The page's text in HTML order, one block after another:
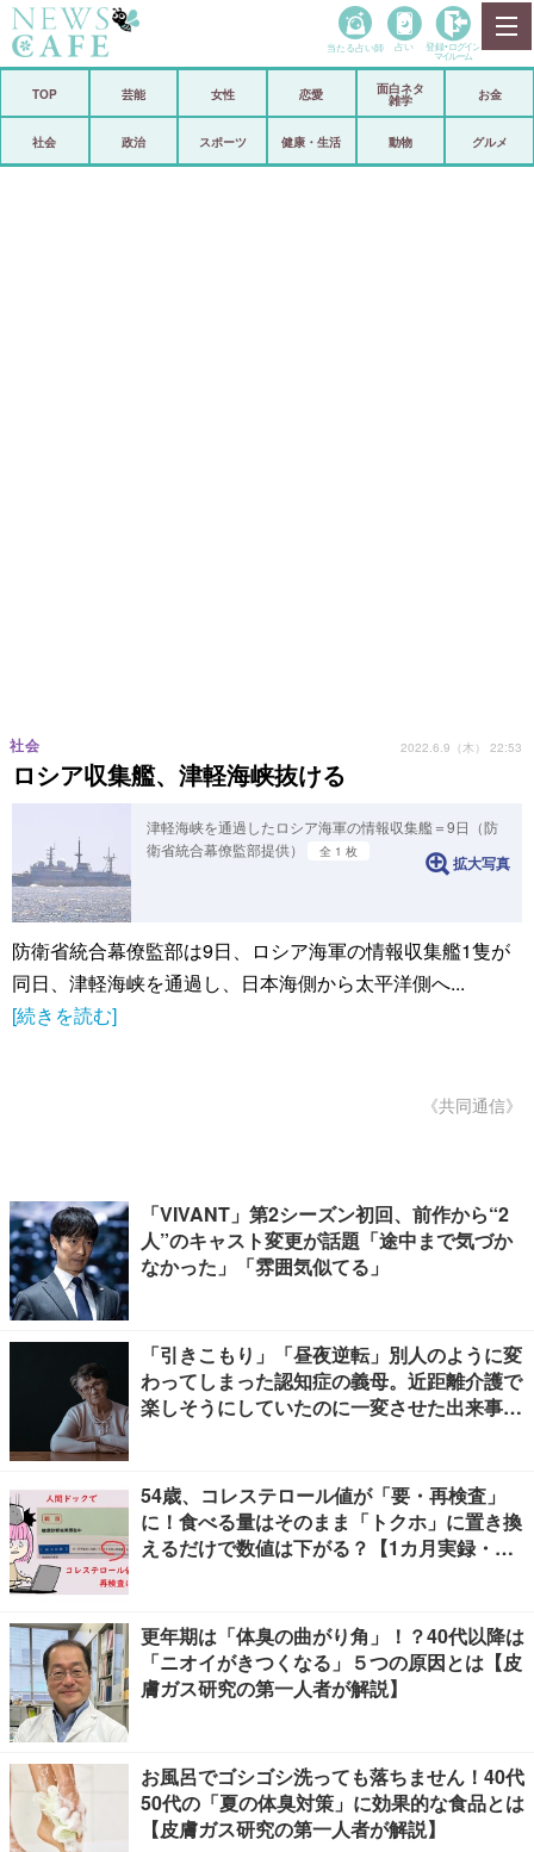
政治
当たる占い師 占い 登録• ログイン
マイルーム
TOP 芸能 女性 恋愛
面白ネタ
雑学
お金
社会 政治 スポーツ 健康・生活 動物 グルメ
ロシア収集艦、津軽海峡抜ける
社会 2022.6.9（木） 22:53
津軽海峡を通過したロシア海軍の情報収集艦＝9日（防
衛省統合幕僚監部提供）
全 1 枚
拡大写真
防衛省統合幕僚監部は9日、ロシア海軍の情報収集艦1隻が
同日、津軽海峡を通過し、日本海側から太平洋側へ...
[続きを読む]
《共同通信》
「VIVANT」第2シーズン初回、前作から“2
人”のキャスト変更が話題「途中まで気づか
なかった」「雰囲気似てる」
「引きこもり」「昼夜逆転」別人のように変
わってしまった認知症の義母。近距離介護で
楽しそうにしていたのに一変させた出来事と
54歳、コレステロール値が「要・再検査」
に！食べる量はそのまま「トクホ」に置き換
えるだけで数値は下がる？【1カ月実録・ビ
更年期は「体臭の曲がり角」！？40代以降は
「ニオイがきつくなる」５つの原因とは【皮
膚ガス研究の第一人者が解説】
お風呂でゴシゴシ洗っても落ちません！40代
50代の「夏の体臭対策」に効果的な食品とは
【皮膚ガス研究の第一人者が解説】